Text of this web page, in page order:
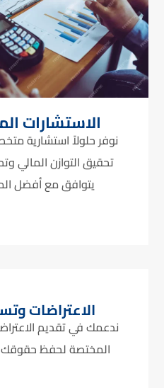
الاستشارات
نوفر حلولاً استشارية
تحقيق التوازن المالي
يتوافق مع أفضل
الاعتراضات
ندعمك في تقديم
المختصة لحفظ حقوقك